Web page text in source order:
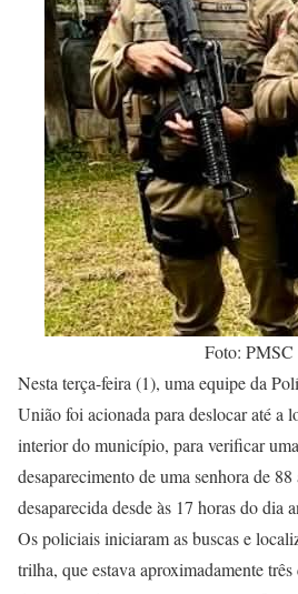
Foto: PMSC
Nesta terça-feira (1), uma equipe da
União foi acionada para deslocar até a
interior do município, para verificar
desaparecimento de uma senhora de
desaparecida desde às 17 horas do dia
Os policiais iniciaram as buscas e
trilha, que estava aproximadamente